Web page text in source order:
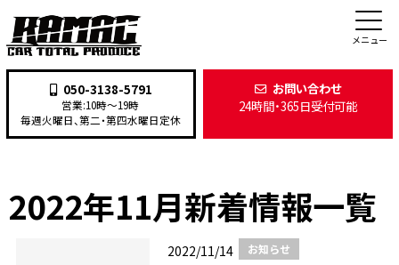
メニュー
050-3138-5791
営業:10時〜19時
毎週火曜日、第二・第四水曜日定休
お問い合わせ
24時間・365日受付可能
TOP 新着情報>2022年 >11月
2022年11月新着情報一覧
2022/11/14 お知らせ